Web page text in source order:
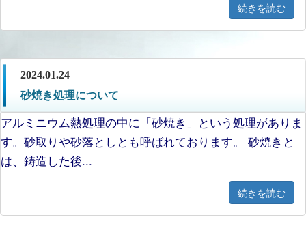
続きを読む
2024.01.24
砂焼き処理について
アルミニウム熱処理の中に「砂焼き」という処理がありま
す。砂取りや砂落としとも呼ばれております。 砂焼きと
は、鋳造した後...
続きを読む